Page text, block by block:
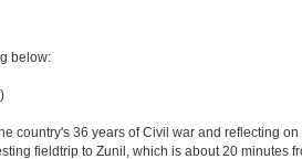
below:
country's 36 years of Civil war and reflecting
fieldtrip to Zunil, which is about 20 minutes